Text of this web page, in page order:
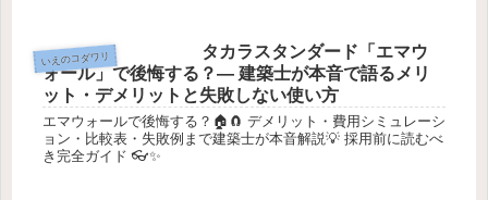
いえのコダワリ
タカラスタンダード「エマウ
ォール」で後悔する？― 建築士が本音で語るメリ
ット・デメリットと失敗しない使い方
エマウォールで後悔する？🏠🧲 デメリット・費用シミュレーシ
ョン・比較表・失敗例まで建築士が本音解説💡 採用前に読むべ
き完全ガイド 👓✨